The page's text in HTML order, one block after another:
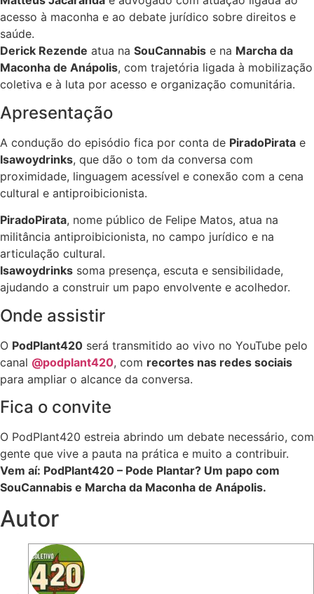
acesso à maconha e ao debate jurídico sobre direitos e
saúde.
Derick Rezende atua na SouCannabis e na Marcha da
Maconha de Anápolis, com trajetória ligada à mobilização
coletiva e à luta por acesso e organização comunitária.
Apresentação
A condução do episódio fica por conta de PiradoPirata e
Isawoydrinks, que dão o tom da conversa com
proximidade, linguagem acessível e conexão com a cena
cultural e antiproibicionista.
PiradoPirata, nome público de Felipe Matos, atua na
militância antiproibicionista, no campo jurídico e na
articulação cultural.
Isawoydrinks soma presença, escuta e sensibilidade,
ajudando a construir um papo envolvente e acolhedor.
Onde assistir
O PodPlant420 será transmitido ao vivo no YouTube pelo
canal @podplant420, com recortes nas redes sociais
para ampliar o alcance da conversa.
Fica o convite
O PodPlant420 estreia abrindo um debate necessário, com
gente que vive a pauta na prática e muito a contribuir.
Vem aí: PodPlant420 – Pode Plantar? Um papo com
SouCannabis e Marcha da Maconha de Anápolis.
Autor